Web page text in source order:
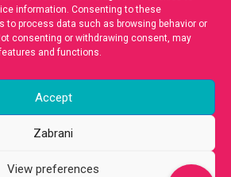
information. Consenting to these
to process data such as browsing behavior or
consenting or withdrawing consent, may
and functions.
Accept
Zabrani
View preferences